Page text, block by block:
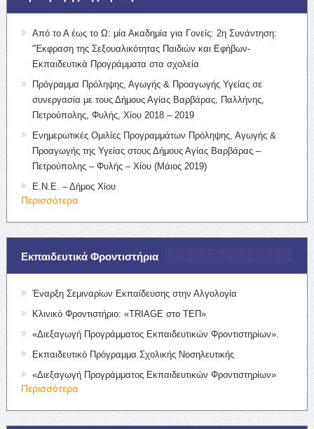
Από το Α έως το Ω: μία Ακαδημία για Γονείς: 2η Συνάντηση:
“Έκφραση της Σεξουαλικότητας Παιδιών και Εφήβων-
Εκπαιδευτικά Προγράμματα στα σχολεία
Πρόγραμμα Πρόληψης, Αγωγής & Προαγωγής Υγείας σε
συνεργασία με τους Δήμους Αγίας Βαρβάρας, Παλλήνης,
Πετρούπολης, Φυλής, Χίου 2018 – 2019
Ενημερωτικές Ομιλίες Προγραμμάτων Πρόληψης, Αγωγής &
Προαγωγής της Υγείας στους Δήμους Αγίας Βαρβάρας –
Πετρούπολης – Φυλής – Χίου (Μάιος 2019)
Ε.Ν.Ε. – Δήμος Χίου
Περισσότερα
Εκπαιδευτικά Φροντιστήρια
Έναρξη Σεμιναρίων Εκπαίδευσης στην Αλγολογία
Κλινικό Φροντιστήριο: «TRIAGE στο ΤΕΠ»
«Διεξαγωγή Προγράμματος Εκπαιδευτικών Φροντιστηρίων».
Εκπαιδευτικό Πρόγραμμα Σχολικής Νοσηλευτικής
«Διεξαγωγή Προγράμματος Εκπαιδευτικών Φροντιστηρίων»
Περισσότερα